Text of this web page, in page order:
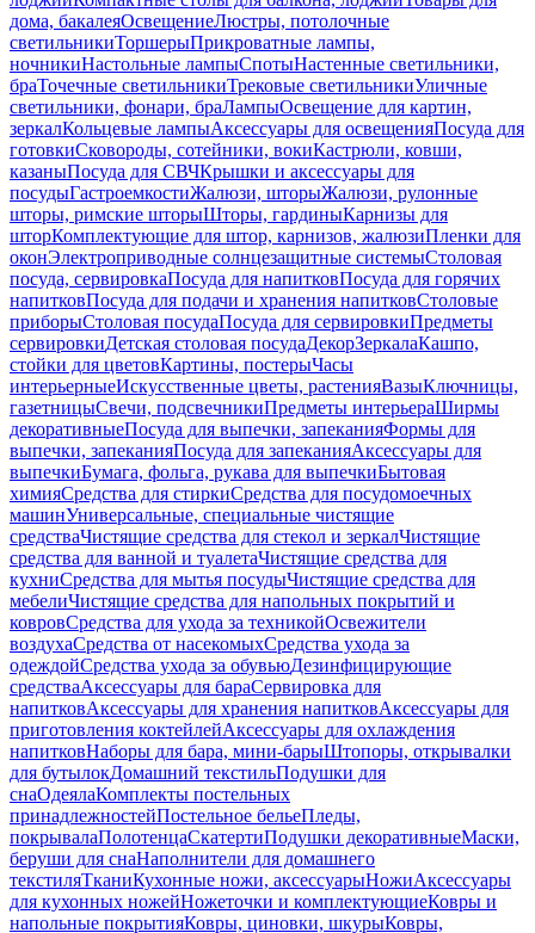
дома, бакалеяОсвещениеЛюстры, потолочные
светильникиТоршерыПрикроватные лампы,
ночникиНастольные лампыСпотыНастенные светильники,
браТочечные светильникиТрековые светильникиУличные
светильники, фонари, браЛампыОсвещение для картин,
зеркалКольцевые лампыАксессуары для освещенияПосуда для
готовкиСковороды, сотейники, вокиКастрюли, ковши,
казаныПосуда для СВЧКрышки и аксессуары для
посудыГастроемкостиЖалюзи, шторыЖалюзи, рулонные
шторы, римские шторыШторы, гардиныКарнизы для
шторКомплектующие для штор, карнизов, жалюзиПленки для
оконЭлектроприводные солнцезащитные системыСтоловая
посуда, сервировкаПосуда для напитковПосуда для горячих
напитковПосуда для подачи и хранения напитковСтоловые
приборыСтоловая посудаПосуда для сервировкиПредметы
сервировкиДетская столовая посудаДекорЗеркалаКашпо,
стойки для цветовКартины, постерыЧасы
интерьерныеИскусственные цветы, растенияВазыКлючницы,
газетницыСвечи, подсвечникиПредметы интерьераШирмы
декоративныеПосуда для выпечки, запеканияФормы для
выпечки, запеканияПосуда для запеканияАксессуары для
выпечкиБумага, фольга, рукава для выпечкиБытовая
химияСредства для стиркиСредства для посудомоечных
машинУниверсальные, специальные чистящие
средстваЧистящие средства для стекол и зеркалЧистящие
средства для ванной и туалетаЧистящие средства для
кухниСредства для мытья посудыЧистящие средства для
мебелиЧистящие средства для напольных покрытий и
ковровСредства для ухода за техникойОсвежители
воздухаСредства от насекомыхСредства ухода за
одеждойСредства ухода за обувьюДезинфицирующие
средстваАксессуары для бараСервировка для
напитковАксессуары для хранения напитковАксессуары для
приготовления коктейлейАксессуары для охлаждения
напитковНаборы для бара, мини-барыШтопоры, открывалки
для бутылокДомашний текстильПодушки для
снаОдеялаКомплекты постельных
принадлежностейПостельное бельеПледы,
покрывалаПолотенцаСкатертиПодушки декоративныеМаски,
беруши для снаНаполнители для домашнего
текстиляТканиКухонные ножи, аксессуарыНожиАксессуары
для кухонных ножейНожеточки и комплектующиеКовры и
напольные покрытияКовры, циновки, шкурыКовры,